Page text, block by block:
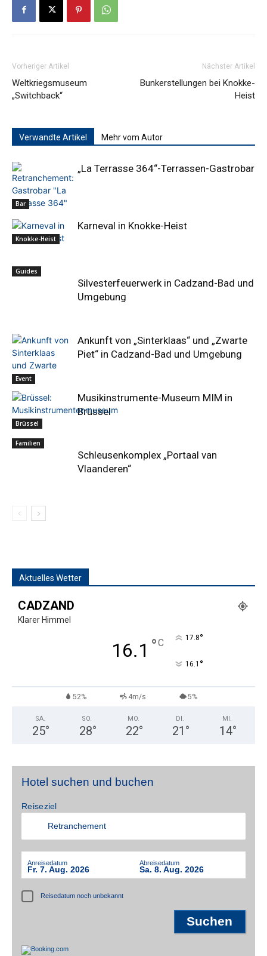
Vorheriger Artikel
Weltkriegsmuseum
„Switchback“
Nächster Artikel
Bunkerstellungen bei Knokke-
Heist
Verwandte Artikel Mehr vom Autor
Bar
„La Terrasse 364“-Terrassen-Gastrobar
Knokke-Heist
Karneval in Knokke-Heist
Guides
Silvesterfeuerwerk in Cadzand-Bad und
Umgebung
Event
Ankunft von „Sinterklaas“ und „Zwarte
Piet“ in Cadzand-Bad und Umgebung
Brüssel
Musikinstrumente-Museum MIM in
Brüssel
Familien
Schleusenkomplex „Portaal van
Vlaanderen“
Aktuelles Wetter
CADZAND
Klarer Himmel
16.1 °C 17.8°
16.1 °
52% 4m/s 5%
SA.
25°
SO.
28°
MO.
22°
DI.
21 °
MI.
14°
Hotel suchen und buchen
Reiseziel
Anreisedatum
Fr. 7. Aug. 2026
Abreisedatum
Sa. 8. Aug. 2026
Reisedatum noch unbekannt